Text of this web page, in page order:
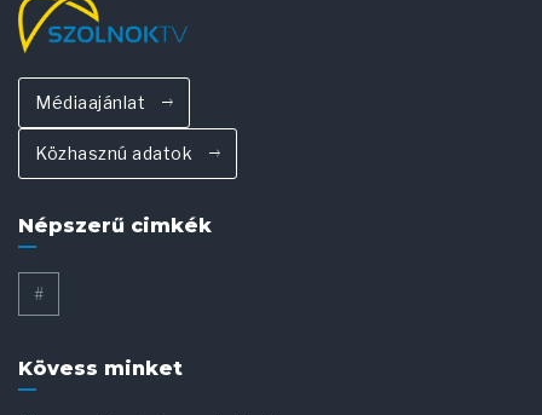
Médiaajánlat
Közhasznú adatok
Népszerű cimkék
#
Kövess minket